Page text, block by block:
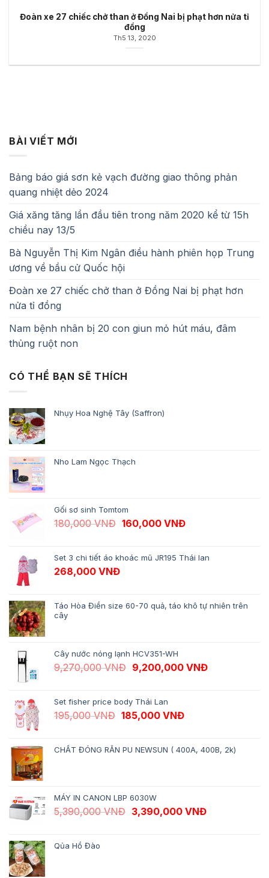
Đoàn xe 27 chiếc chở than ở Đồng Nai bị phạt hơn nửa tỉ
đồng
Th5 13, 2020
BÀI VIẾT MỚI
Bảng báo giá sơn kẻ vạch đường giao thông phản
quang nhiệt dẻo 2024
Giá xăng tăng lần đầu tiên trong năm 2020 kể từ 15h
chiều nay 13/5
Bà Nguyễn Thị Kim Ngân điều hành phiên họp Trung
ương về bầu cử Quốc hội
Đoàn xe 27 chiếc chở than ở Đồng Nai bị phạt hơn
nửa tỉ đồng
Nam bệnh nhân bị 20 con giun mỏ hút máu, đâm
thủng ruột non
CÓ THỂ BẠN SẼ THÍCH
Nhụy Hoa Nghệ Tây (Saffron)
Nho Lam Ngọc Thạch
Gối sơ sinh Tomtom
180,000VNĐ Giá gốc là: 180,000 VNĐ.
160,000 VNĐGiá hiện tại là:
Set 3 chi tiết áo khoác mũ JR195 Thái lan
268,000 VNĐ
Táo Hòa Điền size 60-70 quả, táo khô tự nhiên trên
cây
Cây nước nóng lạnh HCV351-WH
9,270,000VNĐ Giá gốc là: 9,270,000 VNĐ.
9,200,000 VNĐGiá hiện tại
Set fisher price body Thái Lan
195,000VNĐ Giá gốc là: 195,000 VNĐ.
185,000 VNĐGiá hiện tại là:
CHẤT ĐÓNG RẮN PU NEWSUN ( 400A, 400B, 2k)
MÁY IN CANON LBP 6030W
5,390,000VNĐ Giá gốc là: 5,390,000 VNĐ.
3,390,000 VNĐGiá hiện tại
Qủa Hồ Đào